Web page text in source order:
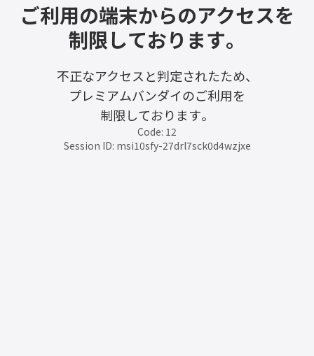
ご利用の端末からのアクセスを
制限しております。
不正なアクセスと判定されたため、
プレミアムバンダイのご利用を
制限しております。
Code: 12
Session ID: msi10sfy-27drl7sck0d4wzjxe